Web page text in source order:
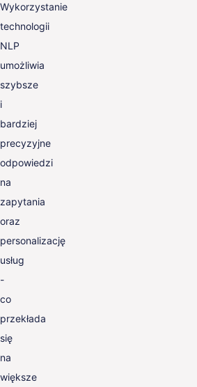
Wykorzystanie
technologii
NLP
umożliwia
szybsze
i
bardziej
precyzyjne
odpowiedzi
na
zapytania
oraz
personalizację
usług
-
co
przekłada
się
na
większe